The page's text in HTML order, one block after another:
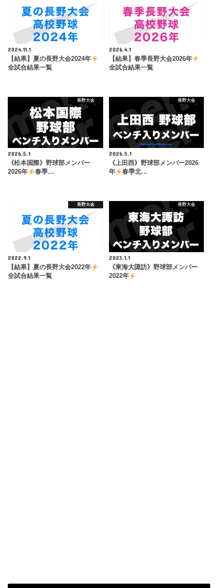
2024.11.1
【結果】夏の長野大会2024年
全試合結果一覧
2026.4.1
【結果】春季長野大会2026年
全試合結果一覧
長野大会
2026.5.1
《松本国際》野球部メンバー
2026年
春季…
長野大会
2026.5.1
《上田西》野球部メンバー2026
年
春季北…
長野大会
2022.9.1
【結果】夏の長野大会2022年
全試合結果一覧
長野大会
2023.1.1
《東海大諏訪》野球部メンバー
2022年